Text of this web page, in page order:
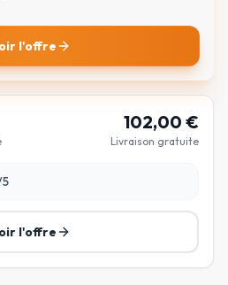
l'offre
102,00 €
Livraison gratuite
l'offre